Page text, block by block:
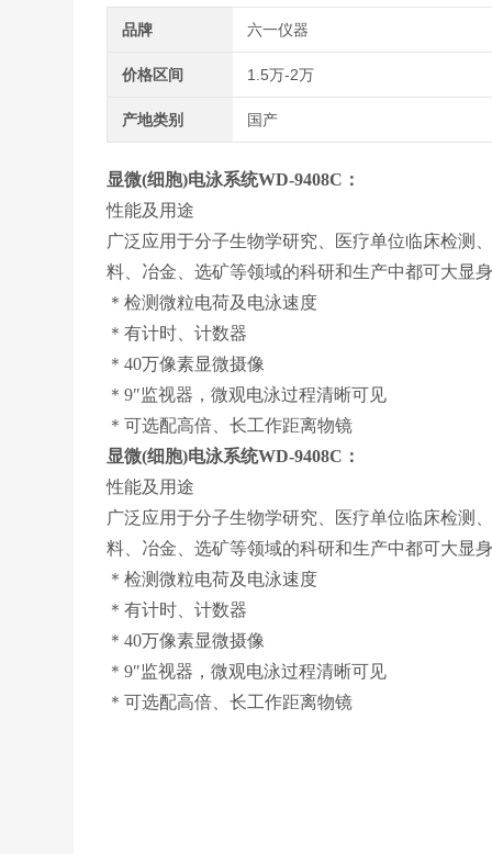
品牌 六一仪器
价格区间 1.5万-2万
产地类别 国产
显微(细胞)电泳系统WD-9408C：
性能及用途
广泛应用于分子生物学研究、医疗单位临床检测
料、冶金、选矿等领域的科研和生产中都可大显
＊检测微粒电荷及电泳速度
＊有计时、计数器
＊40万像素显微摄像
＊9″监视器，微观电泳过程清晰可见
＊可选配高倍、长工作距离物镜
显微(细胞)电泳系统WD-9408C：
性能及用途
广泛应用于分子生物学研究、医疗单位临床检测
料、冶金、选矿等领域的科研和生产中都可大显
＊检测微粒电荷及电泳速度
＊有计时、计数器
＊40万像素显微摄像
＊9″监视器，微观电泳过程清晰可见
＊可选配高倍、长工作距离物镜